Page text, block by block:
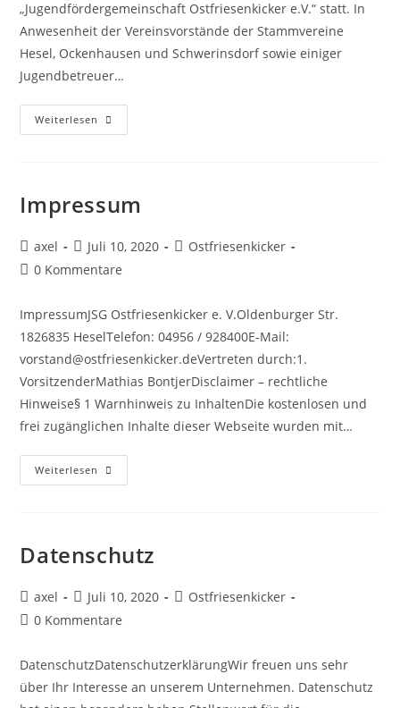
„Jugendfördergemeinschaft Ostfriesenkicker e.V.“ statt. In
Anwesenheit der Vereinsvorstände der Stammvereine
Hesel, Ockenhausen und Schwerinsdorf sowie einiger
Jugendbetreuer…
Weiterlesen
Impressum
axel Juli 10, 2020
Ostfriesenkicker
0 Kommentare
ImpressumJSG Ostfriesenkicker e. V.Oldenburger Str.
1826835 HeselTelefon: 04956 / 928400E-Mail:
vorstand@ostfriesenkicker.deVertreten durch:1.
VorsitzenderMathias BontjerDisclaimer – rechtliche
Hinweise§ 1 Warnhinweis zu InhaltenDie kostenlosen und
frei zugänglichen Inhalte dieser Webseite wurden mit…
Weiterlesen
Datenschutz
axel Juli 10, 2020
Ostfriesenkicker
0 Kommentare
DatenschutzDatenschutzerklärungWir freuen uns sehr
über Ihr Interesse an unserem Unternehmen. Datenschutz